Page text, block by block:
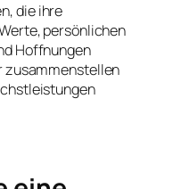
die ihre
persönlichen
Hoffnungen
zusammenstellen